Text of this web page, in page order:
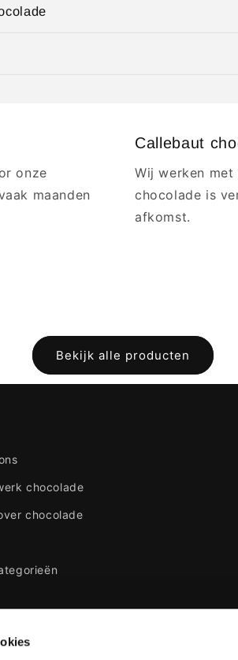
onze
maanden
Callebaut
Wij werken
chocolade is
afkomst.
Bekijk alle producten
chocolade
chocolade